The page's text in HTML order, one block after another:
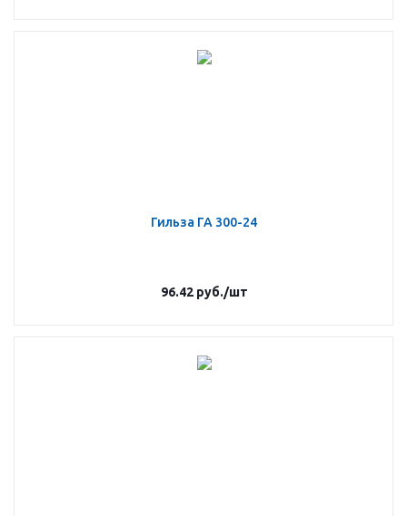
Гильза ГА 300-24
96.42руб./шт